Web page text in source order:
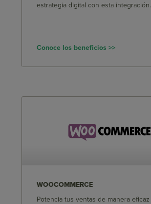
estrategia digital con esta integración.
Conoce los beneficios >>
WOOCOMMERCE
Potencia tus ventas de manera eficaz